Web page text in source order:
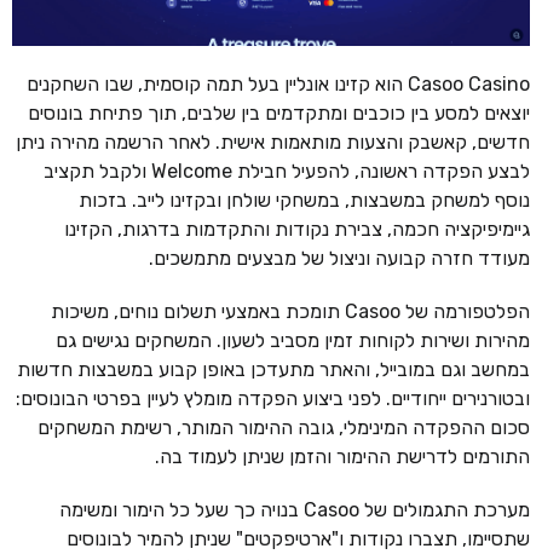
Casoo Casino הוא קזינו אונליין בעל תמה קוסמית, שבו השחקנים
יוצאים למסע בין כוכבים ומתקדמים בין שלבים, תוך פתיחת בונוסים
חדשים, קאשבק והצעות מותאמות אישית. לאחר הרשמה מהירה ניתן
לבצע הפקדה ראשונה, להפעיל חבילת Welcome ולקבל תקציב
נוסף למשחק במשבצות, במשחקי שולחן ובקזינו לייב. בזכות
גיימיפיקציה חכמה, צבירת נקודות והתקדמות בדרגות, הקזינו
מעודד חזרה קבועה וניצול של מבצעים מתמשכים.
הפלטפורמה של Casoo תומכת באמצעי תשלום נוחים, משיכות
מהירות ושירות לקוחות זמין מסביב לשעון. המשחקים נגישים גם
במחשב וגם במובייל, והאתר מתעדכן באופן קבוע במשבצות חדשות
ובטורנירים ייחודיים. לפני ביצוע הפקדה מומלץ לעיין בפרטי הבונוסים:
סכום ההפקדה המינימלי, גובה ההימור המותר, רשימת המשחקים
התורמים לדרישת ההימור והזמן שניתן לעמוד בה.
מערכת התגמולים של Casoo בנויה כך שעל כל הימור ומשימה
שתסיימו, תצברו נקודות ו"ארטיפקטים" שניתן להמיר לבונוסים